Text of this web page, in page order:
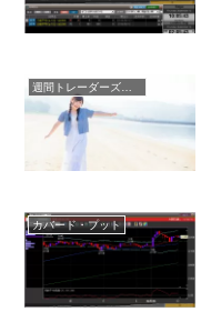
週間トレーダーズ・トリビューン
カバード・プット